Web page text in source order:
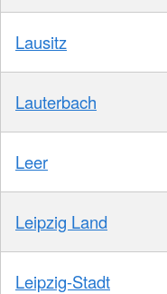
Lausitz
Lauterbach
Leer
Leipzig Land
Leipzig-Stadt